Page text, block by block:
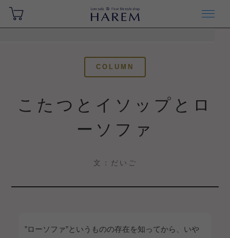
COLUMN
こたつとイソップとロ
ーソファ
文：だいご
”ローソファ”というものの存在を知ってから、いや